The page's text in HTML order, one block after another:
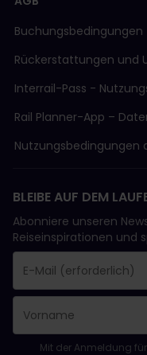
Buchungsbedingungen
Rückerstattungen und
Interrail-Pass -
Rail Planner-App –
Nutzungsbedingungen
BLEIBE AUF DEM
Abonniere unseren
Reiseinspirationen und
Sie haben sich
Das Feld „E-Mail-
Diese E-Mail-Adresse
Beim Abonnieren des
Du hast diesen
Bitte stimme den
Mit der Anmeldung